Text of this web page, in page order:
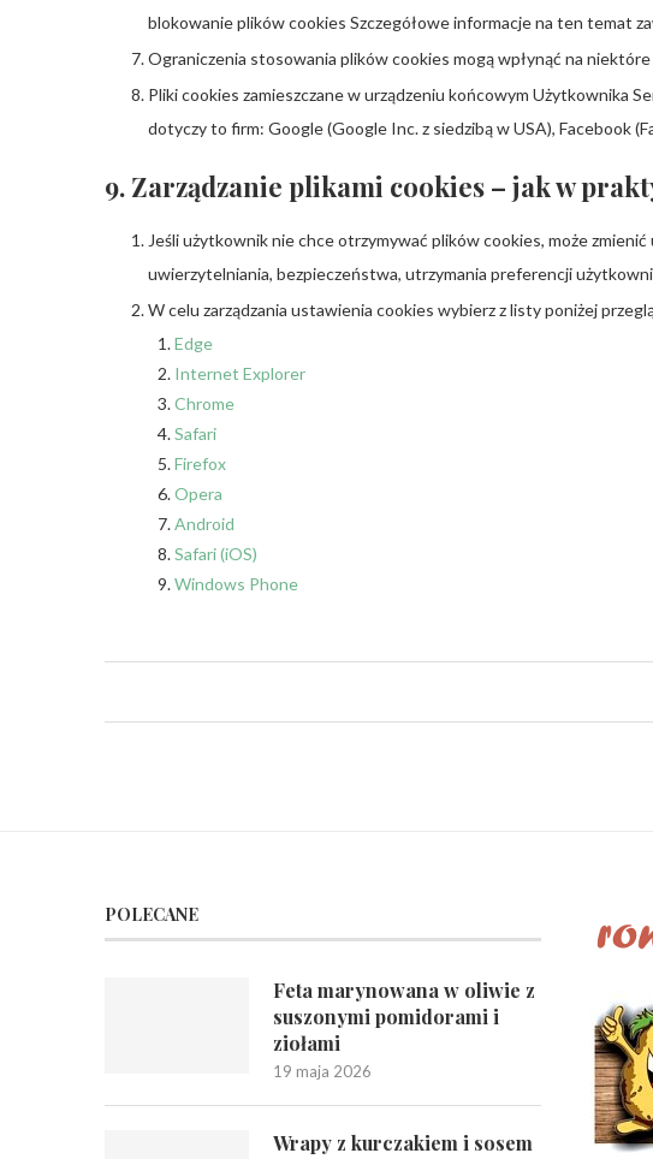
blokowanie plików cookies Szczegółowe informacje na ten temat
Ograniczenia stosowania plików cookies mogą wpłynąć na
Pliki cookies zamieszczane w urządzeniu końcowym Użytkownika
dotyczy to firm: Google (Google Inc. z siedzibą w USA), Facebook
9. Zarządzanie plikami cookies – jak w
Jeśli użytkownik nie chce otrzymywać plików cookies, może
uwierzytelniania, bezpieczeństwa, utrzymania preferencji
W celu zarządzania ustawienia cookies wybierz z listy poniżej
Edge
Internet Explorer
Chrome
Safari
Firefox
Opera
Android
Safari (iOS)
Windows Phone
POLECANE
Feta marynowana w oliwie z
suszonymi pomidorami i
ziołami
19 maja 2026
Wrapy z kurczakiem i sosem